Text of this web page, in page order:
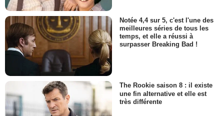
Notée 4,4 sur 5, c'est l'une des
meilleures séries de tous les
temps, et elle a réussi à
surpasser Breaking Bad !
The Rookie saison 8 : il existe
une fin alternative et elle est
très différente